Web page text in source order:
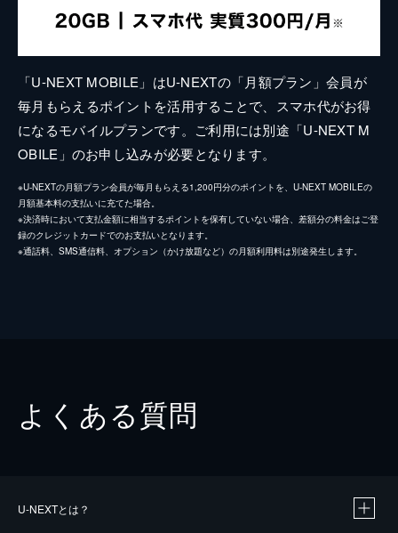
「U-NEXT MOBILE」はU-NEXTの「月額プラン」会員が
毎月もらえるポイントを活用することで、スマホ代がお得
になるモバイルプランです。ご利用には別途「U-NEXT M
OBILE」のお申し込みが必要となります。
※U-NEXTの月額プラン会員が毎月もらえる1,200円分のポイントを、U-NEXT MOBILEの
月額基本料の支払いに充てた場合。
※決済時において支払金額に相当するポイントを保有していない場合、差額分の料金はご登
録のクレジットカードでのお支払いとなります。
※通話料、SMS通信料、オプション（かけ放題など）の月額利用料は別途発生します。
よくある質問
U-NEXTとは？